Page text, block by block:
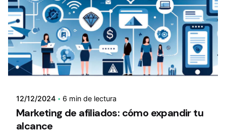
12/12/2024 6 min de lectura
Marketing de afiliados: cómo expandir tu
alcance